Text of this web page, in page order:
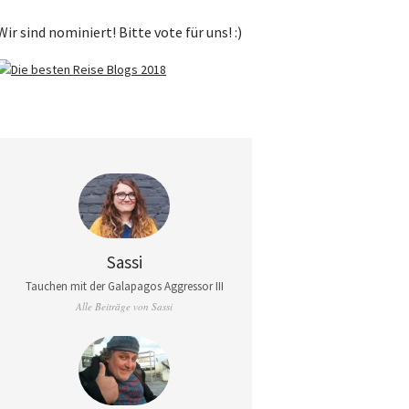
sind nominiert! Bitte vote für uns! :)
Sassi
Tauchen mit der Galapagos Aggressor III
Alle Beiträge von Sassi